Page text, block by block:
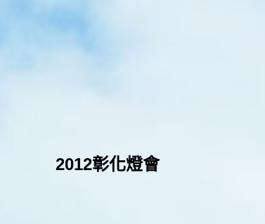
2012彰化燈會